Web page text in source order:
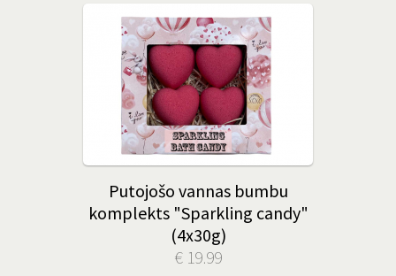
Putojošo vannas bumbu
komplekts "Sparkling candy"
(4x30g)
€ 19.99